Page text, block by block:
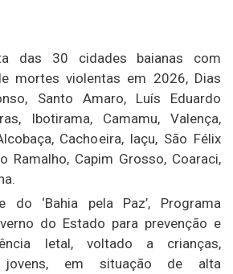
das 30 cidades baianas com
mortes violentas em 2026, Dias
Santo Amaro, Luís Eduardo
Ibotirama, Camamu, Valença,
Cachoeira, Iaçu, São Félix
Ramalho, Capim Grosso, Coaraci,
‘Bahia pela Paz’, Programa
do Estado para prevenção e
letal, voltado a crianças,
jovens, em situação de alta